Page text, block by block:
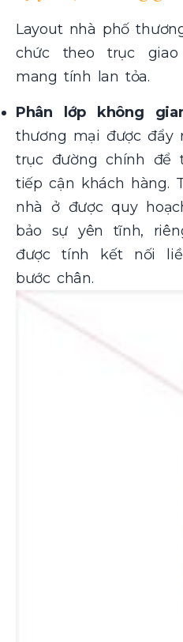
Layout nhà phố
chức theo trục
mang tính lan tỏa.
Phân lớp không
thương mại được đẩy
trục đường chính để
tiếp cận khách hàng.
nhà ở được quy
bảo sự yên tĩnh,
được tính kết nối
bước chân.